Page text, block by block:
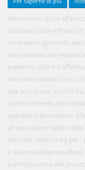
requisito di
informatico di cui
Ministero delle
contraente generale; per
del possesso del
presente codice è
contratti pubblici di cui
tale prova non sia
contenute nella
appaltanti procedono
all'escussione della
del fatto all'Autorità per i
L'Autorità dispone altresì
partecipazione alle